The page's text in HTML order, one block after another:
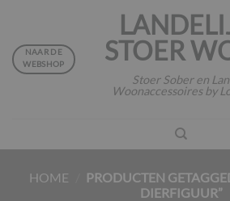
inhoud
STOER
Stoer Sober en
Woonaccessoires by
NAAR DE
WEBSHOP
HOME
PRODUCTEN
DIERFIGUUR”